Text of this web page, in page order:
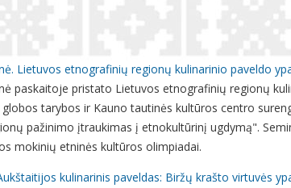
Lietuvos etnografinių regionų kulinarinio paveldo
paskaitoje pristato Lietuvos etnografinių regionų
tarybos ir Kauno tautinės kultūros centro
pažinimo įtraukimas į etnokultūrinį ugdymą".
mokinių etninės kultūros olimpiadai.
kulinarinis paveldas: Biržų krašto virtuvės